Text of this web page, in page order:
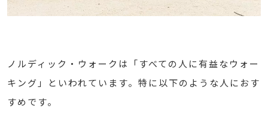
ノルディック・ウォークは「すべての人に有益なウォー
キング」といわれています。特に以下のような人におす
すめです。